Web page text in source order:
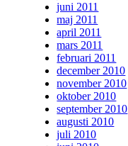
juni 2011
maj 2011
april 2011
mars 2011
februari 2011
december 2010
november 2010
oktober 2010
september 2010
augusti 2010
juli 2010